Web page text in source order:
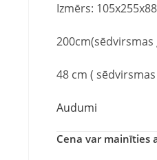
Izmērs:
200cm(sēdvirsmas
48 cm (
Audumi
Cena var mainīties